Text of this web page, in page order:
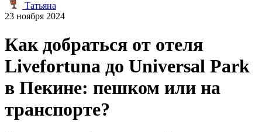
Татьяна
23 ноября 2024
Как добраться от отеля
Livefortuna до Universal Park
в Пекине: пешком или на
транспорте?